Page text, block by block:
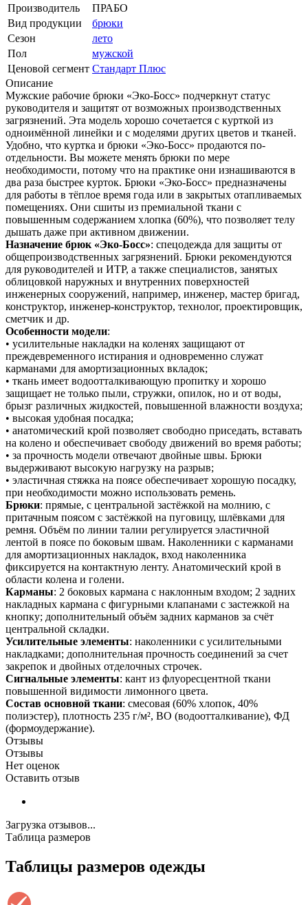
Производитель
ПРАБО
Вид продукции
брюки
Сезон
лето
Пол
мужской
Ценовой сегмент Стандарт Плюс
Описание
Мужские рабочие брюки «Эко-Босс» подчеркнут статус
руководителя и защитят от возможных производственных
загрязнений. Эта модель хорошо сочетается с курткой из
одноимённой линейки и с моделями других цветов и тканей.
Удобно, что куртка и брюки «Эко-Босс» продаются по-
отдельности. Вы можете менять брюки по мере
необходимости, потому что на практике они изнашиваются в
два раза быстрее курток. Брюки «Эко-Босс» предназначены
для работы в тёплое время года или в закрытых отапливаемых
помещениях. Они сшиты из премиальной ткани с
повышенным содержанием хлопка (60%), что позволяет телу
дышать даже при активном движении.
Назначение брюк «Эко-Босс»: спецодежда для защиты от
общепроизводственных загрязнений. Брюки рекомендуются
для руководителей и ИТР, а также специалистов, занятых
облицовкой наружных и внутренних поверхностей
инженерных сооружений, например, инженер, мастер бригад,
конструктор, инженер-конструктор, технолог, проектировщик,
сметчик и др.
Особенности модели:
• усилительные накладки на коленях защищают от
преждевременного истирания и одновременно служат
карманами для амортизационных вкладок;
• ткань имеет водоотталкивающую пропитку и хорошо
защищает не только пыли, стружки, опилок, но и от воды,
брызг различных жидкостей, повышенной влажности воздуха;
• высокая удобная посадка;
• анатомический крой позволяет свободно приседать, вставать
на колено и обеспечивает свободу движений во время работы;
• за прочность модели отвечают двойные швы. Брюки
выдерживают высокую нагрузку на разрыв;
• эластичная стяжка на поясе обеспечивает хорошую посадку,
при необходимости можно использовать ремень.
Брюки: прямые, с центральной застёжкой на молнию, с
притачным поясом с застёжкой на пуговицу, шлёвками для
ремня. Объём по линии талии регулируется эластичной
лентой в поясе по боковым швам. Наколенники с карманами
для амортизационных накладок, вход наколенника
фиксируется на контактную ленту. Анатомический крой в
области колена и голени.
Карманы: 2 боковых кармана с наклонным входом; 2 задних
накладных кармана с фигурными клапанами с застежкой на
кнопку; дополнительный объём задних карманов за счёт
центральной складки.
Усилительные элементы: наколенники с усилительными
накладками; дополнительная прочность соединений за счет
закрепок и двойных отделочных строчек.
Сигнальные элементы: кант из флуоресцентной ткани
повышенной видимости лимонного цвета.
Состав основной ткани: смесовая (60% хлопок, 40%
полиэстер), плотность 235 г/м², ВО (водоотталкивание), ФД
(формоудержание).
Отзывы
Отзывы
Нет оценок
Оставить отзыв
Загрузка отзывов...
Таблица размеров
Таблицы размеров одежды